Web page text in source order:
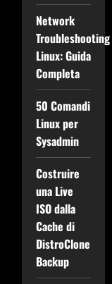
Network
Troubleshooting
Linux: Guida
Completa
50 Comandi
Linux per
Sysadmin
Costruire
una Live
ISO dalla
Cache di
DistroClone
Backup